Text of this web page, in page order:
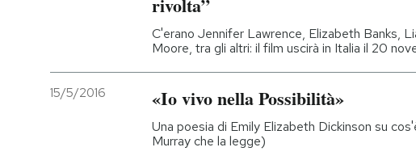
AREA PERSONALE
rivolta”
C'erano Jennifer Lawrence, Elizabeth Banks,
Moore, tra gli altri: il film uscirà in Italia il 20
15/5/2016 «Io vivo nella Possibilità»
Una poesia di Emily Elizabeth Dickinson su
Murray che la legge)